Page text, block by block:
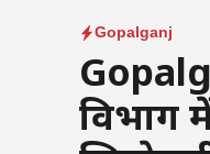
Gopalganj
विभाग